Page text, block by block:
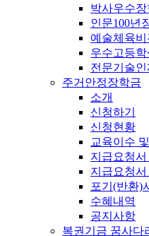
박사우수
인문100년
예술체육
우수고등
전문기술
주거안정장학금
소개
신청하기
신청현황
교육이수
지급요청서
지급요청
포기(반환)
수혜내역
공지사항
복권기금 꿈사다